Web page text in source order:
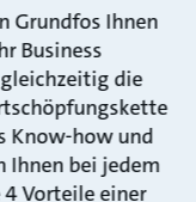
Grundfos Ihnen
Business
die
Know-how und
Ihnen bei jedem
Vorteile einer